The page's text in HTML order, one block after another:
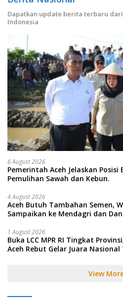
Dapatkan update berita terbaru
Indonesia
6 August 2026
Pemerintah Aceh Jelaskan
Pemulihan Sawah dan Kebun.
4 August 2026
Aceh Butuh Tambahan Semen,
Sampaikan ke Mendagri dan
1 August 2026
Buka LCC MPR RI Tingkat
Aceh Rebut Gelar Juara Nasional
View